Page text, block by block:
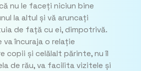
nu le faceți niciun bine
la altul și vă aruncați
de față cu ei, dimpotrivă.
va încuraja o relație
copii și celălalt părinte, nu îl
de rău, va facilita vizitele și